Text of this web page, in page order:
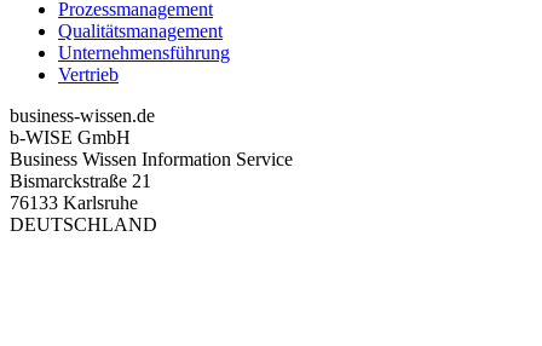
Prozessmanagement
Qualitätsmanagement
Unternehmensführung
Vertrieb
business-wissen.de
b-WISE GmbH
Business Wissen Information Service
Bismarckstraße 21
76133 Karlsruhe
DEUTSCHLAND